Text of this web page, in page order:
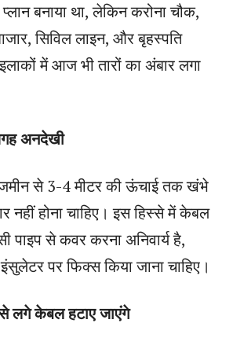
बनाया था, लेकिन करोना चौक,
सिविल लाइन, और बृहस्पति
में आज भी तारों का अंबार लगा
अनदेखी
से 3-4 मीटर की ऊंचाई तक खंभे
नहीं होना चाहिए। इस हिस्से में केबल
पाइप से कवर करना अनिवार्य है,
पर फिक्स किया जाना चाहिए।
लगे केबल हटाए जाएंगे